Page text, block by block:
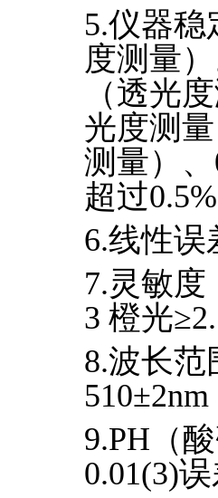
5.仪器稳
度测量
（透光
光度测
测量）
超过
6.线性误
7.灵敏度
3 橙光
8.波长范
9.PH（
0.01(3)